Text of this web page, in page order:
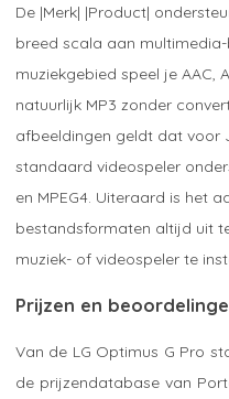
De |Merk| |Product|
breed scala aan
muziekgebied speel je AAC,
natuurlijk MP3 zonder
afbeeldingen geldt dat voor
standaard videospeler
en MPEG4. Uiteraard is het
bestandsformaten altijd uit
muziek- of videospeler te
Prijzen en
Van de LG Optimus G Pro
de prijzendatabase van